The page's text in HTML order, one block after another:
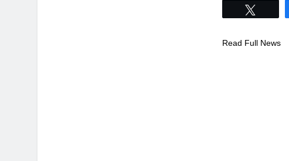
Read Full News